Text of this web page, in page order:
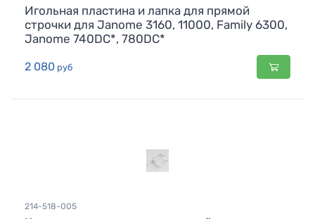
Игольная пластина и лапка для прямой
строчки для Janome 3160, 11000, Family 6300,
Janome 740DC*, 780DC*
2 080 руб
214-518-005